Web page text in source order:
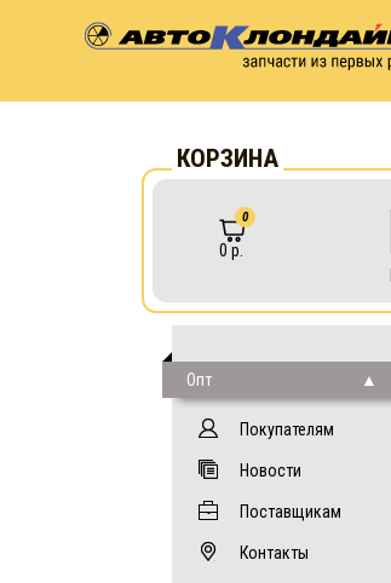
КОРЗИНА
0
0 р.
Опт
Покупателям
Новости
Поставщикам
Контакты